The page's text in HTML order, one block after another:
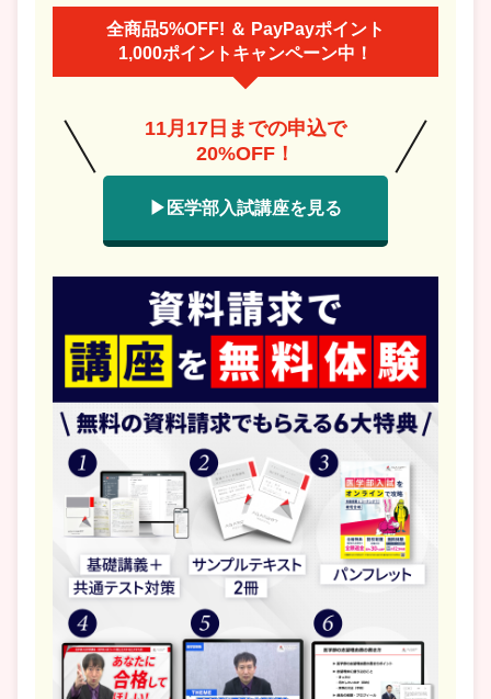
全商品5%OFF! ＆ PayPayポイント
1,000ポイントキャンペーン中！
11月17日までの申込で
20%OFF！
▶医学部入試講座を見る